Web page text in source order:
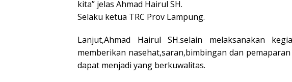
kita” jelas Ahmad Hairul SH.
Selaku ketua TRC Prov Lampung.
Lanjut,Ahmad Hairul SH.selain melaksanakan
memberikan nasehat,saran,bimbingan dan
dapat menjadi yang berkuwalitas.